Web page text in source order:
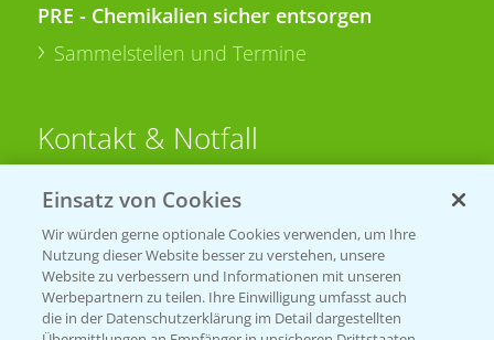
PRE - Chemikalien sicher entsorgen
Sammelstellen und Termine
Kontakt & Notfall
Beratung auf WhatsApp
T.+49 (0)174 346 564 1
KONTAKT
Einsatz von Cookies
Wir würden gerne optionale Cookies verwenden, um Ihre
Nutzung dieser Website besser zu verstehen, unsere
Website zu verbessern und Informationen mit unseren
Werbepartnern zu teilen. Ihre Einwilligung umfasst auch
die in der Datenschutzerklärung im Detail dargestellten